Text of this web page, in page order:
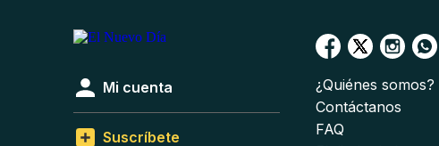
Mi cuenta
Suscríbete
¿Quiénes somos?
Contáctanos
FAQ